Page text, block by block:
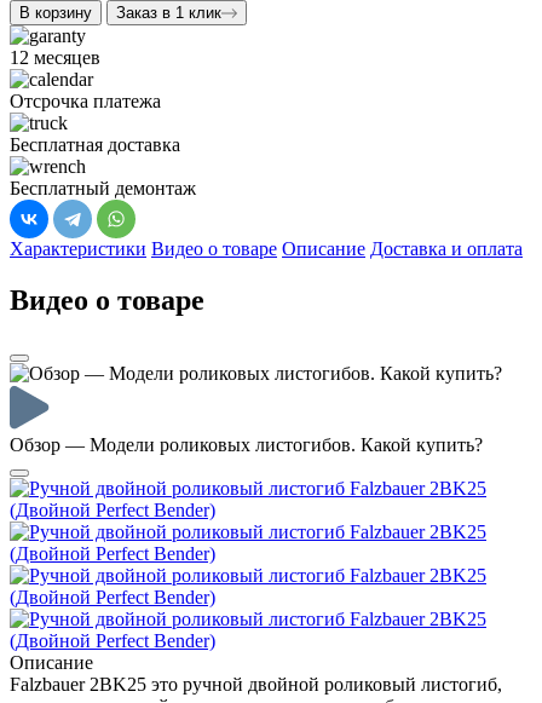
В корзину Заказ в 1 клик
12 месяцев
Отсрочка платежа
Бесплатная доставка
Бесплатный демонтаж
Характеристики Видео о товаре Описание Доставка и оплата
Видео о товаре
Обзор — Модели роликовых листогибов. Какой купить?
Описание
Falzbauer 2BK25 это ручной двойной роликовый листогиб,